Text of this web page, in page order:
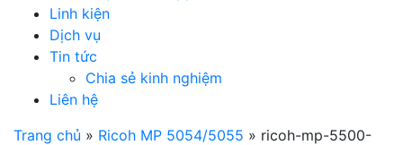
Linh kiện
Dịch vụ
Tin tức
Chia sẻ kinh nghiệm
Liên hệ
Trang chủ » Ricoh MP 5054/5055 » ricoh-mp-5500-